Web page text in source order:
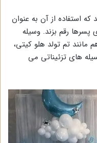
که استفاده از آن به عنوان
پسرها رقم بزند. وسیله
مانند تم تولد هلو کیتی،
های تزئیناتی می